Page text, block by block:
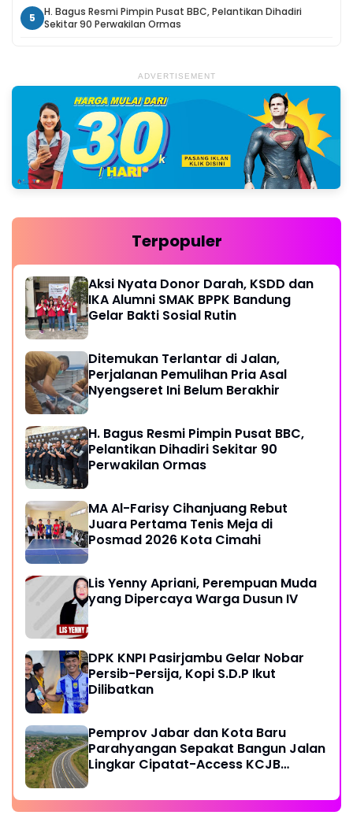
5
H. Bagus Resmi Pimpin Pusat BBC, Pelantikan Dihadiri
Sekitar 90 Perwakilan Ormas
ADVERTISEMENT
Terpopuler
Aksi Nyata Donor Darah, KSDD dan
IKA Alumni SMAK BPPK Bandung
Gelar Bakti Sosial Rutin
Ditemukan Terlantar di Jalan,
Perjalanan Pemulihan Pria Asal
Nyengseret Ini Belum Berakhir
H. Bagus Resmi Pimpin Pusat BBC,
Pelantikan Dihadiri Sekitar 90
Perwakilan Ormas
MA Al-Farisy Cihanjuang Rebut
Juara Pertama Tenis Meja di
Posmad 2026 Kota Cimahi
Lis Yenny Apriani, Perempuan Muda
yang Dipercaya Warga Dusun IV
DPK KNPI Pasirjambu Gelar Nobar
Persib-Persija, Kopi S.D.P Ikut
Dilibatkan
Pemprov Jabar dan Kota Baru
Parahyangan Sepakat Bangun Jalan
Lingkar Cipatat-Access KCJB